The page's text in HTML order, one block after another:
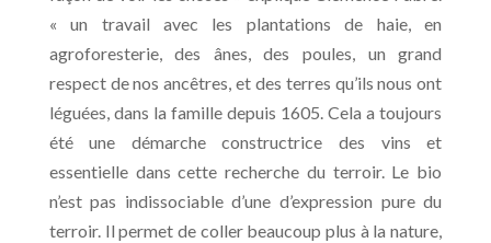
« un travail avec les plantations de haie, en
agroforesterie, des ânes, des poules, un grand
respect de nos ancêtres, et des terres qu’ils nous ont
léguées, dans la famille depuis 1605. Cela a toujours
été une démarche constructrice des vins et
essentielle dans cette recherche du terroir. Le bio
n’est pas indissociable d’une d’expression pure du
terroir. Il permet de coller beaucoup plus à la nature,